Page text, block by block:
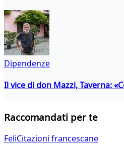
Dipendenze
Il vice di don Mazzi, Taverna:
Raccomandati per te
FeliCitazioni francescane